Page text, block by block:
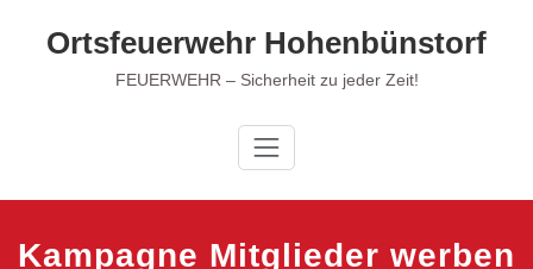
Ortsfeuerwehr Hohenbünstorf
FEUERWEHR – Sicherheit zu jeder Zeit!
Kampagne Mitglieder werben